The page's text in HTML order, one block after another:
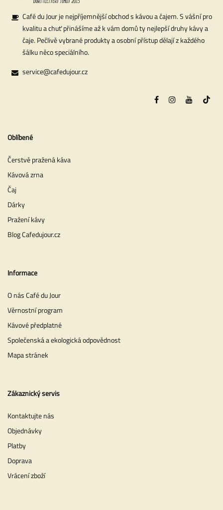
Café du Jour je nejpříjemnější obchod s kávou a čajem. S vášní pro
kvalitu a chuť přinášíme až k vám domů ty nejlepší druhy kávy a
čaje. Pečlivě vybrané produkty a osobní přístup dělají z každého
šálku něco speciálního.
service@cafedujour.cz
Oblíbené
Čerstvě pražená káva
Kávová zrna
Čaj
Dárky
Pražení kávy
Blog Cafedujour.cz
Informace
O nás Café du Jour
Věrnostní program
Kávové předplatné
Společenská a ekologická odpovědnost
Mapa stránek
Zákaznický servis
Kontaktujte nás
Objednávky
Platby
Doprava
Vrácení zboží